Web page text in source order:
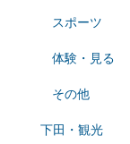
スポーツ
体験・見る
その他
下田・観光